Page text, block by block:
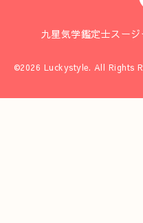
九星気学鑑定士スー
©2026 Luckystyle. All Rights